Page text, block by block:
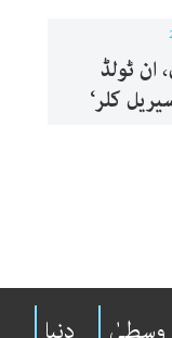
ان ٹولڈ
کلر‘